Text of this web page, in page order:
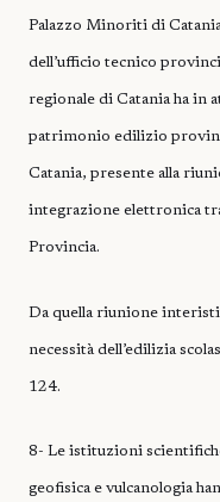
Palazzo Minoriti di
dell’ufficio tecnico
regionale di Catania ha in
patrimonio edilizio
Catania, presente alla
integrazione elettronica
Provincia.
Da quella riunione
necessità dell’edilizia
124.
8- Le istituzioni
geofisica e vulcanologia